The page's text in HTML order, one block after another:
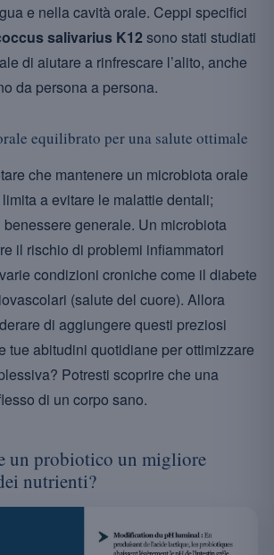
e nella cavità orale. Ceppi specifici
salivarius K12 sono stati studiati
di aiutare a rinfrescare l’alito, anche
da persona a persona.
equilibrato per una salute ottimale
che mantenere un microbiota orale
a evitare le malattie dentali;
generale. Un microbiota
il rischio di problemi infiammatori
condizioni croniche come il diabete
(salute del cuore). Allora
di aggiungere questi preziosi
tue abitudini quotidiane per ottimizzare
Potresti scoprire che una
di un corpo sano.
un probiotico un migliore
nutrienti?